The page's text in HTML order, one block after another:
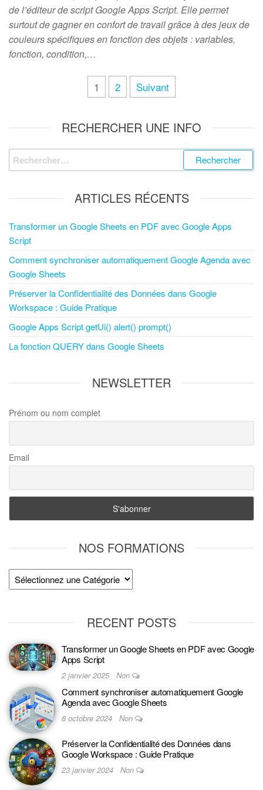
de l’éditeur de script Google Apps Script. Elle permet
surtout de gagner en confort de travail grâce à des jeux de
couleurs spécifiques en fonction des objets : variables,
fonction, condition,…
1 2 Suivant
RECHERCHER UNE INFO
ARTICLES RÉCENTS
Transformer un Google Sheets en PDF avec Google Apps
Script
Comment synchroniser automatiquement Google Agenda avec
Google Sheets
Préserver la Confidentialité des Données dans Google
Workspace : Guide Pratique
Google Apps Script getUi() alert() prompt()
La fonction QUERY dans Google Sheets
NEWSLETTER
Prénom ou nom complet
Email
NOS FORMATIONS
RECENT POSTS
Transformer un Google Sheets en PDF avec Google
Apps Script
2 janvier 2025 Non
Comment synchroniser automatiquement Google
Agenda avec Google Sheets
8 octobre 2024 Non
Préserver la Confidentialité des Données dans
Google Workspace : Guide Pratique
23 janvier 2024 Non